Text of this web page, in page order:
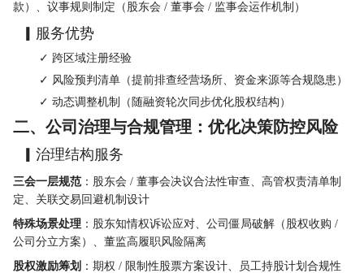
款）、议事规则制定（股东会 / 董事会 / 监事会运作机制）
▎服务优势
✓ 跨区域注册经验
✓ 风险预判清单（提前排查经营场所、资金来源等合规隐患）
✓ 动态调整机制（随融资轮次同步优化股权结构）
二、公司治理与合规管理：优化决策防控风险
▎治理结构服务
三会一层规范 ：股东会 / 董事会决议合法性审查、高管权责清单制
定、关联交易回避机制设计
特殊场景处理 ：股东知情权诉讼应对、公司僵局破解（股权收购 /
公司分立方案）、董监高履职风险隔离
股权激励筹划 ：期权 / 限制性股票方案设计、员工持股计划合规性